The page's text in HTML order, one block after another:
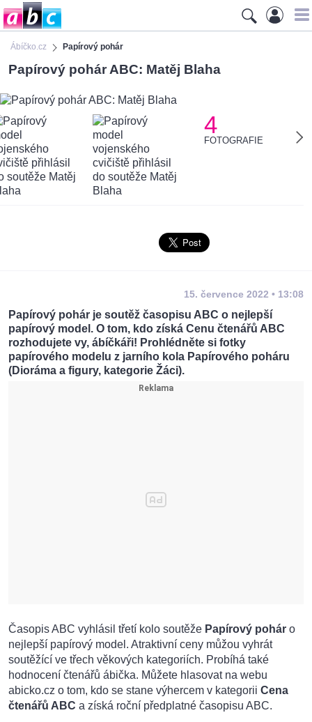
Ábíčko.cz Papírový pohár
Papírový pohár ABC: Matěj Blaha
4
FOTOGRAFIE
15. července 2022 • 13:08
Papírový pohár je soutěž časopisu ABC o nejlepší
papírový model. O tom, kdo získá Cenu čtenářů ABC
rozhodujete vy, ábíčkáři! Prohlédněte si fotky
papírového modelu z jarního kola Papírového poháru
(Dioráma a figury, kategorie Žáci).
Časopis ABC vyhlásil třetí kolo soutěže Papírový pohár o
nejlepší papírový model. Atraktivní ceny můžou vyhrát
soutěžící ve třech věkových kategoriích. Probíhá také
hodnocení čtenářů ábička. Můžete hlasovat na webu
abicko.cz o tom, kdo se stane výhercem v kategorii Cena
čtenářů ABC a získá roční předplatné časopisu ABC.